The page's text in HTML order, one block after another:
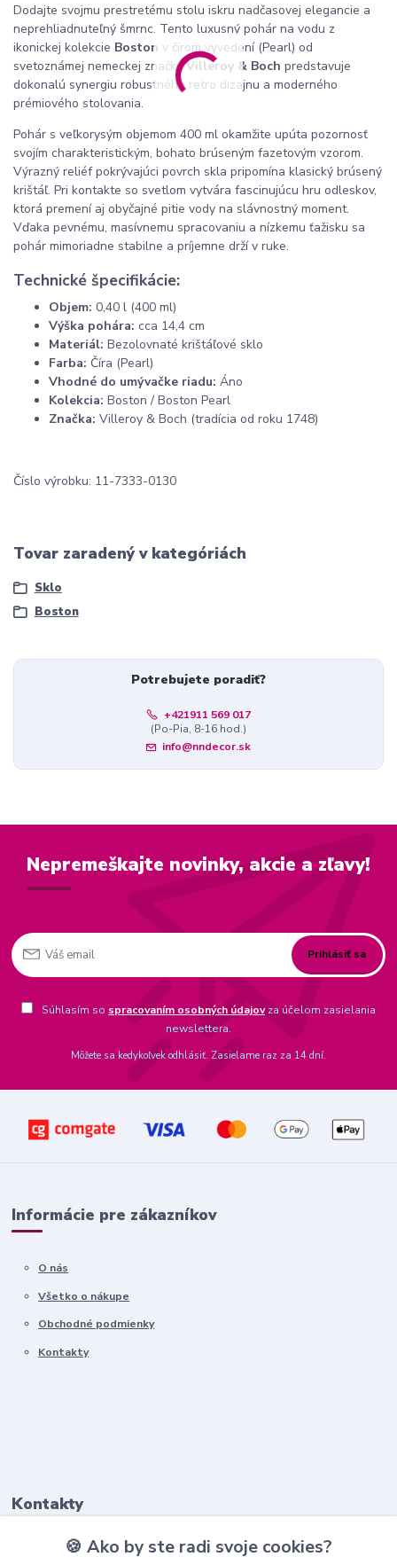
Dodajte svojmu prestretému stolu iskru nadčasovej elegancie a
neprehliadnuteľný šmrnc. Tento luxusný pohár na vodu z
ikonickej kolekcie Boston v čírom vyvedení (Pearl) od
svetoznámej nemeckej značkyVilleroy & Boch predstavuje
dokonalú synergiu robustného retro dizajnu a moderného
prémiového stolovania.
Pohár s veľkorysým objemom 400 ml okamžite upúta pozornosť
svojím charakteristickým, bohato brúseným fazetovým vzorom.
Výrazný reliéf pokrývajúci povrch skla pripomína klasický brúsený
krištáľ. Pri kontakte so svetlom vytvára fascinujúcu hru odleskov,
ktorá premení aj obyčajné pitie vody na slávnostný moment.
Vďaka pevnému, masívnemu spracovaniu a nízkemu ťažisku sa
pohár mimoriadne stabilne a príjemne drží v ruke.
Technické špecifikácie:
Objem: 0,40 l (400 ml)
Výška pohára: cca 14,4 cm
Materiál: Bezolovnaté krištáľové sklo
Farba: Číra (Pearl)
Vhodné do umývačke riadu: Áno
Kolekcia: Boston / Boston Pearl
Značka: Villeroy & Boch (tradícia od roku 1748)
Číslo výrobku: 11-7333-0130
Tovar zaradený v kategóriách
Sklo
Boston
Potrebujete poradiť?
+421911 569 017
(Po-Pia, 8-16 hod.)
info@nndecor.sk
Nepremeškajte novinky, akcie a zľavy!
Prihlásiť sa
Súhlasím so spracovaním osobných údajovza účelom zasielania
newslettera.
Môžete sa kedykoľvek odhlásiť. Zasielame raz za 14 dní.
Informácie pre zákazníkov
O nás
Všetko o nákupe
Obchodné podmienky
Kontakty
Kontakty
🍪 Ako by ste radi svoje cookies?